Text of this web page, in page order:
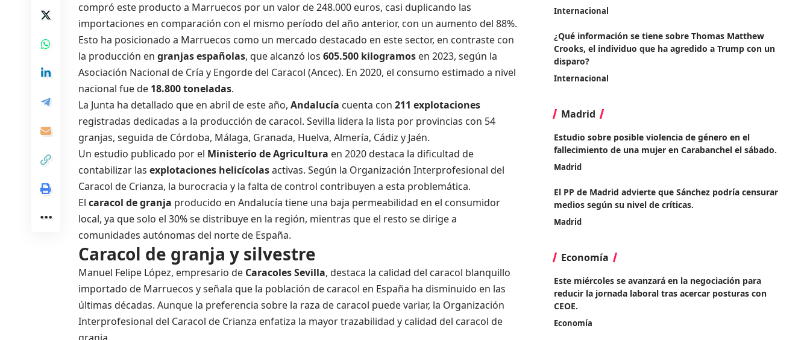
compró este producto a Marruecos por un valor de 248.000 euros, casi duplicando las
importaciones en comparación con el mismo período del año anterior, con un aumento del 88%.
Esto ha posicionado a Marruecos como un mercado destacado en este sector, en contraste con
la producción en granjas españolas, que alcanzó los 605.500 kilogramos en 2023, según la
Asociación Nacional de Cría y Engorde del Caracol (Ancec). En 2020, el consumo estimado a nivel
nacional fue de 18.800 toneladas.
La Junta ha detallado que en abril de este año, Andalucía cuenta con 211 explotaciones
registradas dedicadas a la producción de caracol. Sevilla lidera la lista por provincias con 54
granjas, seguida de Córdoba, Málaga, Granada, Huelva, Almería, Cádiz y Jaén.
Un estudio publicado por el Ministerio de Agricultura en 2020 destaca la dificultad de
contabilizar las explotaciones helicícolasactivas. Según la Organización Interprofesional del
Caracol de Crianza, la burocracia y la falta de control contribuyen a esta problemática.
El caracol de granja producido en Andalucía tiene una baja permeabilidad en el consumidor
local, ya que solo el 30% se distribuye en la región, mientras que el resto se dirige a
comunidades autónomas del norte de España.
Caracol de granja y silvestre
Manuel Felipe López, empresario de CaracolesSevilla, destaca la calidad del caracol blanquillo
importado de Marruecos y señala que la población de caracol en España ha disminuido en las
últimas décadas. Aunque la preferencia sobre la raza de caracol puede variar, la Organización
Interprofesional del Caracol de Crianza enfatiza la mayor trazabilidad y calidad del caracol de
Internacional
¿Qué información se tiene sobre Thomas Matthew
Crooks, el individuo que ha agredido a Trump con un
disparo?
Internacional
Madrid
Estudio sobre posible violencia de género en el
fallecimiento de una mujer en Carabanchel el sábado.
Madrid
El PP de Madrid advierte que Sánchez podría censurar
medios según su nivel de críticas.
Madrid
Economía
Este miércoles se avanzará en la negociación para
reducir la jornada laboral tras acercar posturas con
CEOE.
Economía